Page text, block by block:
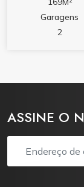
Garagens
2
ASSINE O